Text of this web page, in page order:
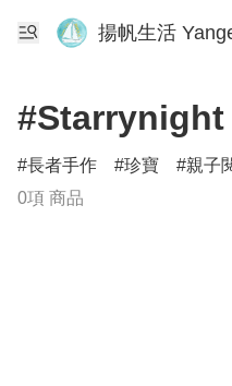
揚帆生活
#Starrynight
長者手作 珍寶 親子
0項 商品